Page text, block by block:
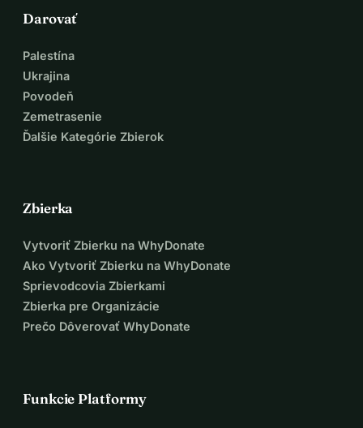
Darovať
Palestína
Ukrajina
Povodeň
Zemetrasenie
Ďalšie Kategórie Zbierok
Zbierka
Vytvoriť Zbierku na WhyDonate
Ako Vytvoriť Zbierku na WhyDonate
Sprievodcovia Zbierkami
Zbierka pre Organizácie
Prečo Dôverovať WhyDonate
Funkcie Platformy